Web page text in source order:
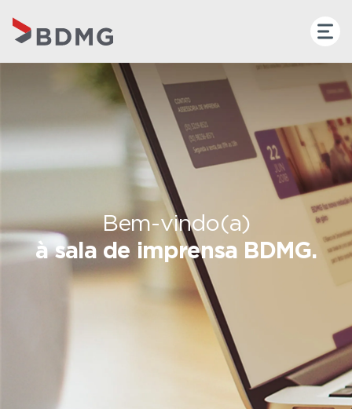
Bem-vindo(a)
à sala de imprensa BDMG.